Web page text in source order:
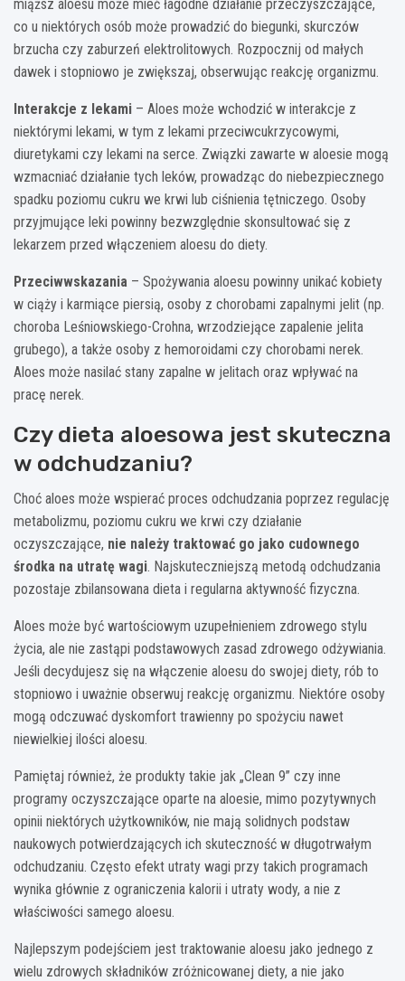
miąższ aloesu może mieć łagodne działanie przeczyszczające,
co u niektórych osób może prowadzić do biegunki, skurczów
brzucha czy zaburzeń elektrolitowych. Rozpocznij od małych
dawek i stopniowo je zwiększaj, obserwując reakcję organizmu.
Interakcje z lekami – Aloes może wchodzić w interakcje z
niektórymi lekami, w tym z lekami przeciwcukrzycowymi,
diuretykami czy lekami na serce. Związki zawarte w aloesie mogą
wzmacniać działanie tych leków, prowadząc do niebezpiecznego
spadku poziomu cukru we krwi lub ciśnienia tętniczego. Osoby
przyjmujące leki powinny bezwzględnie skonsultować się z
lekarzem przed włączeniem aloesu do diety.
Przeciwwskazania – Spożywania aloesu powinny unikać kobiety
w ciąży i karmiące piersią, osoby z chorobami zapalnymi jelit (np.
choroba Leśniowskiego-Crohna, wrzodziejące zapalenie jelita
grubego), a także osoby z hemoroidami czy chorobami nerek.
Aloes może nasilać stany zapalne w jelitach oraz wpływać na
pracę nerek.
Czy dieta aloesowa jest skuteczna
w odchudzaniu?
Choć aloes może wspierać proces odchudzania poprzez regulację
metabolizmu, poziomu cukru we krwi czy działanie
oczyszczające, nie należy traktować go jako cudownego
środka na utratę wagi. Najskuteczniejszą metodą odchudzania
pozostaje zbilansowana dieta i regularna aktywność fizyczna.
Aloes może być wartościowym uzupełnieniem zdrowego stylu
życia, ale nie zastąpi podstawowych zasad zdrowego odżywiania.
Jeśli decydujesz się na włączenie aloesu do swojej diety, rób to
stopniowo i uważnie obserwuj reakcję organizmu. Niektóre osoby
mogą odczuwać dyskomfort trawienny po spożyciu nawet
niewielkiej ilości aloesu.
Pamiętaj również, że produkty takie jak „Clean 9” czy inne
programy oczyszczające oparte na aloesie, mimo pozytywnych
opinii niektórych użytkowników, nie mają solidnych podstaw
naukowych potwierdzających ich skuteczność w długotrwałym
odchudzaniu. Często efekt utraty wagi przy takich programach
wynika głównie z ograniczenia kalorii i utraty wody, a nie z
właściwości samego aloesu.
Najlepszym podejściem jest traktowanie aloesu jako jednego z
wielu zdrowych składników zróżnicowanej diety, a nie jako